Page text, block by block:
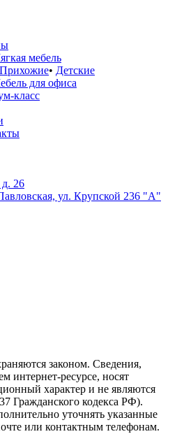
мебель
Прихожие• Детские
для офиса
класс
26
ул. Крупской 236 "А"
законом. Сведения,
интернет-ресурсе, носят
характер и не являются
Гражданского кодекса РФ).
уточнять указанные
или контактным телефонам.